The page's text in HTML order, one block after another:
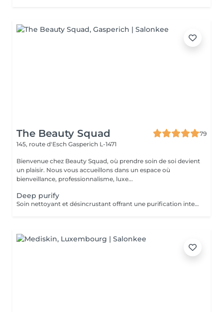
The Beauty Squad
79
145, route d'Esch Gasperich L-1471
Bienvenue chez Beauty Squad, où prendre soin de soi devient
un plaisir. Nous vous accueillons dans un espace où
bienveillance, professionnalisme, luxe...
Deep purify
Soin nettoyant et désincrustant offrant une purification intense, aidant les peaux à tendance acnéique et séborrhéique à retrouver un équilibre Deep Purify nettoie les pores en profondeur pour prévenir et atténuer les imperfections. Ce soin est indispensable à une bonne pénétration des agents actifs lors de l'application de produits cosméceutiques. 1 Séance: 135€ forfait 5 séances : 610€